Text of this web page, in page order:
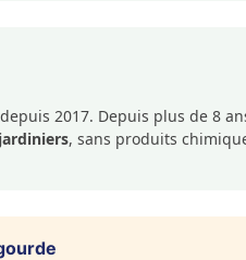
depuis 2017. Depuis plus de 8
, sans produits